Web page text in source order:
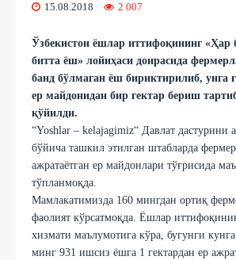
15.08.2018 2 007
Ўзбекистон ёшлар иттифоқининг «Ҳар
битта ёш» лойиҳаси доирасида
банд бўлмаган ёш бириктирилиб, унга
ер майдонидан бир гектар бериш
қўйилди.
“Yoshlar – kelajagimiz“ Давлат
бўйича ташкил этилган штабларда
ажратаётган ер майдонлари тўғрисида
тўпланмоқда.
Мамлакатимизда 160 мингдан ортиқ
фаолият кўрсатмоқда. Ёшлар
хизмати маълумотига кўра, бугунги
минг 931 ишсиз ёшга 1 гектардан ер